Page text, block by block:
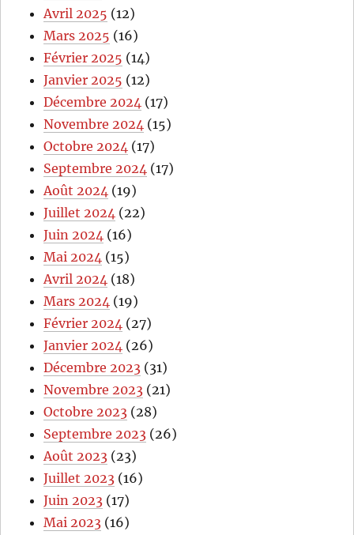
Avril 2025 (12)
Mars 2025 (16)
Février 2025 (14)
Janvier 2025 (12)
Décembre 2024 (17)
Novembre 2024 (15)
Octobre 2024 (17)
Septembre 2024 (17)
Août 2024 (19)
Juillet 2024 (22)
Juin 2024 (16)
Mai 2024 (15)
Avril 2024 (18)
Mars 2024 (19)
Février 2024 (27)
Janvier 2024 (26)
Décembre 2023 (31)
Novembre 2023 (21)
Octobre 2023 (28)
Septembre 2023 (26)
Août 2023 (23)
Juillet 2023 (16)
Juin 2023 (17)
Mai 2023 (16)